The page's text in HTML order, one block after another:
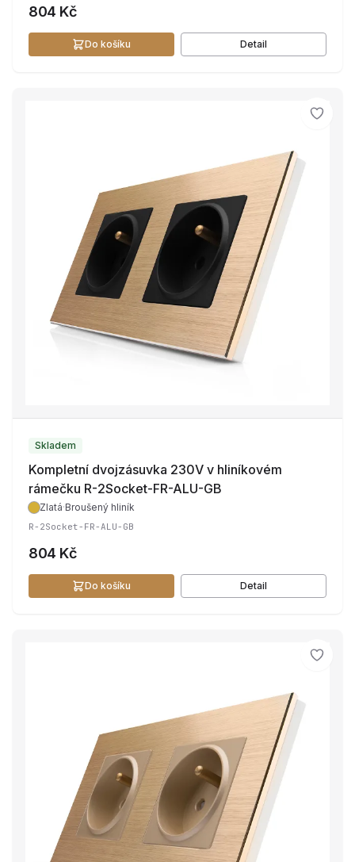
804 Kč
Do košíku Detail
Skladem
Kompletní dvojzásuvka 230V v hliníkovém
rámečku R-2Socket-FR-ALU-GB
Zlatá·Broušený hliník
R-2Socket-FR-ALU-GB
804 Kč
Do košíku Detail